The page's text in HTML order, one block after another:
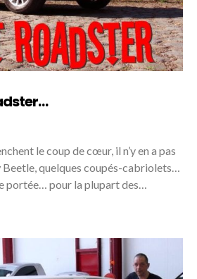
le coup de cœur, il n’y en a pas
quelques coupés-cabriolets…
portée… pour la plupart des…